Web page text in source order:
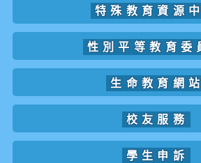
特殊教育資源
性別平等教育委
生命教育網站
校友服務
學生申訴